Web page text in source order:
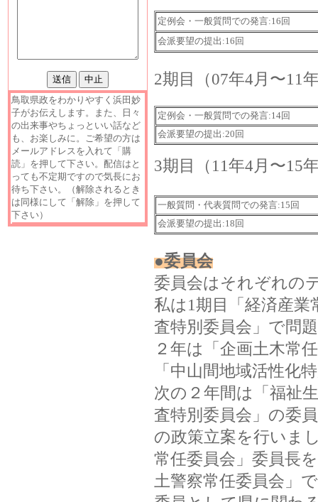
鳥取県政をわかりやすく浜田妙
子がお伝えします。また、日々
の出来事やちょっといい話など
も、お楽しみに。ご希望の方は
メールアドレスを入れて「購
読」を押して下さい。配信はと
っても不定期ですので気長にお
待ち下さい。（解除されるとき
は同様にして「解除」を押して
下さい）
定例会・一般質問での発言:16回
会派要望の提出:16回
2期目（07年4月〜11
定例会・一般質問での発言:14回
会派要望の提出:20回
3期目（11年4月〜15
一般質問・代表質問での発言:15回
会派要望の提出:18回
●委員会
委員会はそれぞれの
私は1期目「経済産業
査特別委員会」で問
２年は「企画土木常
「中山間地域活性化
次の２年間は「福祉
査特別委員会」の委
の政策立案を行いま
常任委員会」委員長
土警察常任委員会」